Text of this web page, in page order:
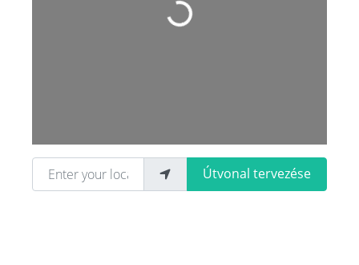
Loading...
Enter your location
Útvonal tervezése